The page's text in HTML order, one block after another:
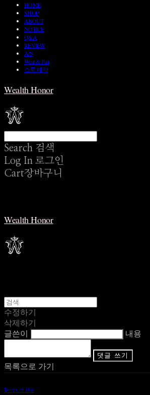
HOME
SHOP
ABOUT
NOTICE
Q&A
REVIEW
A/S
Wear & Pair
쇼룸 예약
Wealth Honor
Search 검색
Log In 로그인
Cart장바구니
Wealth Honor
수정하기
삭제하기
글쓴이
내용
댓글 쓰기
목록으로 가기
Terms of Use